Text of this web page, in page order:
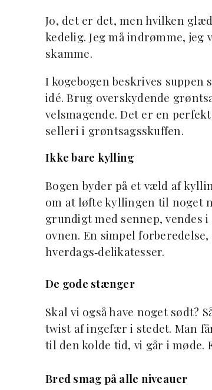
Jo, det er det, men hvilken
kedelig. Jeg må indrømme,
skamme.
I kogebogen beskrives suppen
idé. Brug overskydende
velsmagende. Det er en
selleri i grøntsagsskuffen.
Ikke bare kylling
Bogen byder på et væld af
om at løfte kyllingen til noget
grundigt med sennep, vendes
ovnen. En simpel
hverdags‑delikatesser.
De gode stænger
Skal vi også have noget sødt?
twist af ingefær i stedet. Man
til den kolde tid, vi går i møde.
Bred smag på alle niveauer